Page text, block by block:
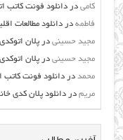
کامی دردانلود فونت کاتب
فاطمه دردانلود مطالعات
مجید حسینی درپلان
مجید حسینی درپلان
محمد دردانلود فونت کاتب
مریم دردانلود پلان کدی